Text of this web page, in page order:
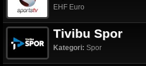
EHF Euro
Tivibu Spor
Kategori: Spor